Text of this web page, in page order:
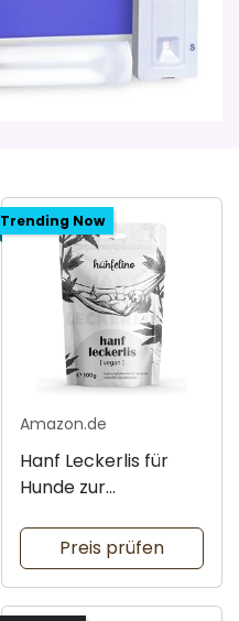
Trending Now
Amazon.de
Hanf Leckerlis für
Hunde zur
Preis prüfen